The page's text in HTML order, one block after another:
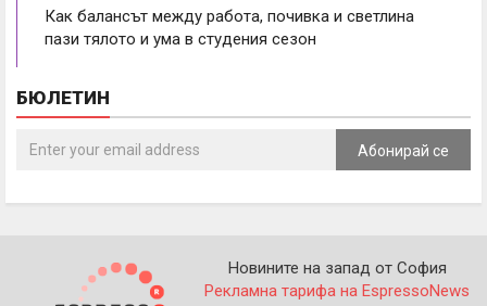
Как балансът между работа, почивка и светлина
пази тялото и ума в студения сезон
БЮЛЕТИН
Абонирай се
Новините на запад от София
Рекламна тарифа на EspressoNews